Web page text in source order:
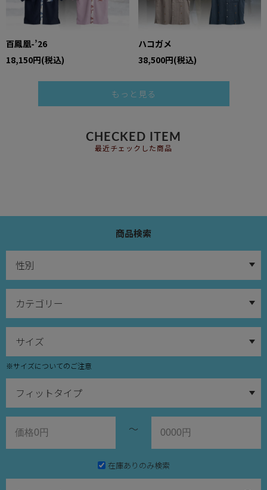
百鳳凰-’26
18,150円(税込)
ハコガメ
38,500円(税込)
もっと見る
CHECKED ITEM
最近チェックした商品
商品検索
※サイズについてのご注意
～
在庫ありのみ検索